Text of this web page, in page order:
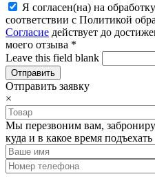
Я согласен(на) на
соответствии с Политикой
Согласие действует до
моего отзыва *
Leave this field blank
Отправить заявку
×
Мы перезвоним вам,
куда и в какое время подъехать